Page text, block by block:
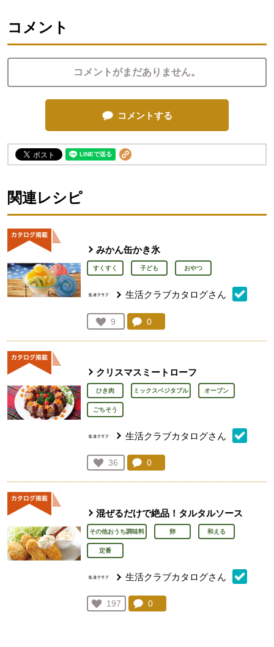
コメント
コメントがまだありません。
コメントする
関連レシピ
みかん缶かき氷
すくすく 子ども おやつ
生活クラブカタログさん
お気に入り登録：
9
人が登録
コメント：
0
クリスマスミートローフ
ひき肉 ミックスベジタブル オーブン
ごちそう
生活クラブカタログさん
お気に入り登録：
36
人が登録
コメント：
0
混ぜるだけで絶品！タルタルソース
その他おうち調味料 卵 和える
定番
生活クラブカタログさん
お気に入り登録：
197
人が登録
コメント：
0